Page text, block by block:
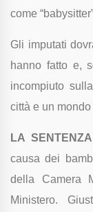
come
Gli imputati
hanno fatto e,
incompiuto
città e un
LA SENTENZA
causa dei
della Camera
Ministero.